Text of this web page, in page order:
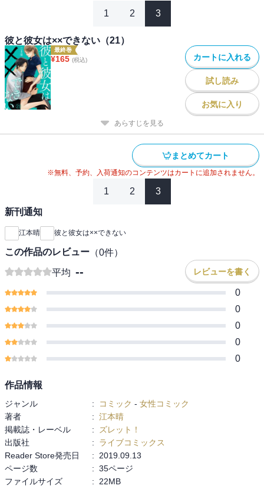
1 2 3
彼と彼女は××できない（21）
最終巻
¥165 (税込) カートに入れる
試し読み
お気に入り
あらすじを見る
まとめてカート
※無料、予約、入荷通知のコンテンツはカートに追加されません。
1 2 3
新刊通知
江本晴 彼と彼女は××できない
この作品のレビュー （0件）
平均 -- レビューを書く
0
0
0
0
0
作品情報
ジャンル : コミック - 女性コミック
著者
: 江本晴
掲載誌・レーベル
:
ズレット！
出版社
:
ライブコミックス
Reader Store発売日
:
2019.09.13
ページ数
: 35ページ
ファイルサイズ
: 22MB